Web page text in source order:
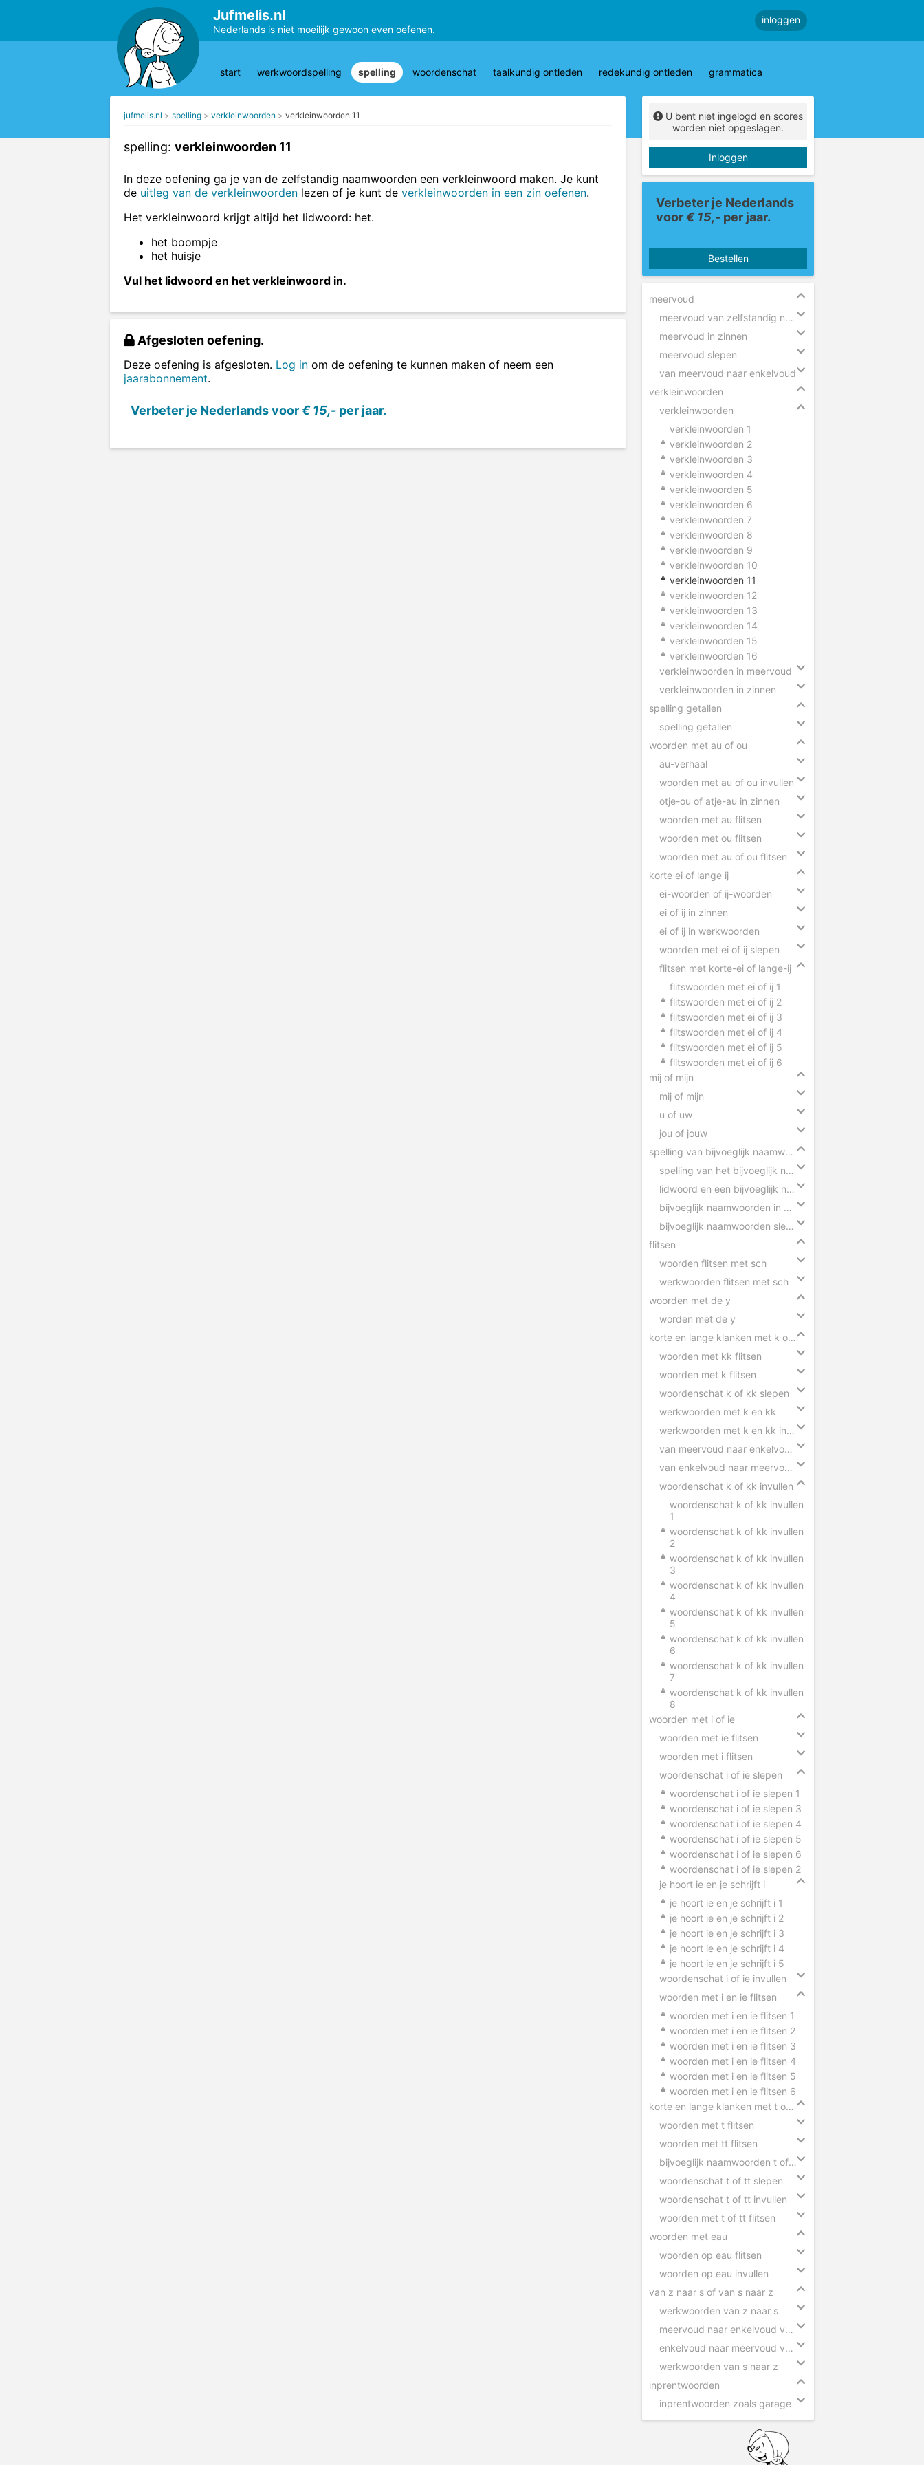
Jufmelis.nl
Nederlands is niet moeilijk gewoon even oefenen.
inloggen
start werkwoordspelling spelling woordenschat taalkundig ontleden redekundig ontleden grammatica
jufmelis.nl spelling verkleinwoorden verkleinwoorden 11
spelling: verkleinwoorden 11
In deze oefening ga je van de zelfstandig naamwoorden een verkleinwoord maken. Je kunt
de uitleg van de verkleinwoorden lezen of je kunt de verkleinwoorden in een zin oefenen.
Het verkleinwoord krijgt altijd het lidwoord: het.
het boompje
het huisje
Vul het lidwoord en het verkleinwoord in.
Afgesloten oefening.
Deze oefening is afgesloten. Log in om de oefening te kunnen maken of neem een
jaarabonnement.
Verbeter je Nederlands voor€ 15,- per jaar.
U bent niet ingelogd en scores
worden niet opgeslagen.
Inloggen
Verbeter je Nederlands
voor€ 15,- per jaar.
Bestellen
meervoud
meervoud van zelfstandig naamwoorden
meervoud in zinnen
meervoud slepen
van meervoud naar enkelvoud
verkleinwoorden
verkleinwoorden
verkleinwoorden 1
verkleinwoorden 2
verkleinwoorden 3
verkleinwoorden 4
verkleinwoorden 5
verkleinwoorden 6
verkleinwoorden 7
verkleinwoorden 8
verkleinwoorden 9
verkleinwoorden 10
verkleinwoorden 11
verkleinwoorden 12
verkleinwoorden 13
verkleinwoorden 14
verkleinwoorden 15
verkleinwoorden 16
verkleinwoorden in meervoud
verkleinwoorden in zinnen
spelling getallen
spelling getallen
woorden met au of ou
au-verhaal
woorden met au of ou invullen
otje-ou of atje-au in zinnen
woorden met au flitsen
woorden met ou flitsen
woorden met au of ou flitsen
korte ei of lange ij
ei-woorden of ij-woorden
ei of ij in zinnen
ei of ij in werkwoorden
woorden met ei of ij slepen
flitsen met korte-ei of lange-ij
flitswoorden met ei of ij 1
flitswoorden met ei of ij 2
flitswoorden met ei of ij 3
flitswoorden met ei of ij 4
flitswoorden met ei of ij 5
flitswoorden met ei of ij 6
mij of mijn
mij of mijn
u of uw
jou of jouw
spelling van bijvoeglijk naamwoorden
spelling van het bijvoeglijk naamwoord
lidwoord en een bijvoeglijk naamwoord
bijvoeglijk naamwoorden in zinnen
bijvoeglijk naamwoorden slepen
flitsen
woorden flitsen met sch
werkwoorden flitsen met sch
woorden met de y
worden met de y
korte en lange klanken met k of kk
woorden met kk flitsen
woorden met k flitsen
woordenschat k of kk slepen
werkwoorden met k en kk
werkwoorden met k en kk invullen
van meervoud naar enkelvoud k en kk
van enkelvoud naar meervoud k en kk
woordenschat k of kk invullen
woordenschat k of kk invullen
1
woordenschat k of kk invullen
2
woordenschat k of kk invullen
3
woordenschat k of kk invullen
4
woordenschat k of kk invullen
5
woordenschat k of kk invullen
6
woordenschat k of kk invullen
7
woordenschat k of kk invullen
8
woorden met i of ie
woorden met ie flitsen
woorden met i flitsen
woordenschat i of ie slepen
woordenschat i of ie slepen 1
woordenschat i of ie slepen 3
woordenschat i of ie slepen 4
woordenschat i of ie slepen 5
woordenschat i of ie slepen 6
woordenschat i of ie slepen 2
je hoort ie en je schrijft i
je hoort ie en je schrijft i 1
je hoort ie en je schrijft i 2
je hoort ie en je schrijft i 3
je hoort ie en je schrijft i 4
je hoort ie en je schrijft i 5
woordenschat i of ie invullen
woorden met i en ie flitsen
woorden met i en ie flitsen 1
woorden met i en ie flitsen 2
woorden met i en ie flitsen 3
woorden met i en ie flitsen 4
woorden met i en ie flitsen 5
woorden met i en ie flitsen 6
korte en lange klanken met t of tt
woorden met t flitsen
woorden met tt flitsen
bijvoeglijk naamwoorden t of tt
woordenschat t of tt slepen
woordenschat t of tt invullen
woorden met t of tt flitsen
woorden met eau
woorden op eau flitsen
woorden op eau invullen
van z naar s of van s naar z
werkwoorden van z naar s
meervoud naar enkelvoud van z naar s
enkelvoud naar meervoud van s naar z
werkwoorden van s naar z
inprentwoorden
inprentwoorden zoals garage